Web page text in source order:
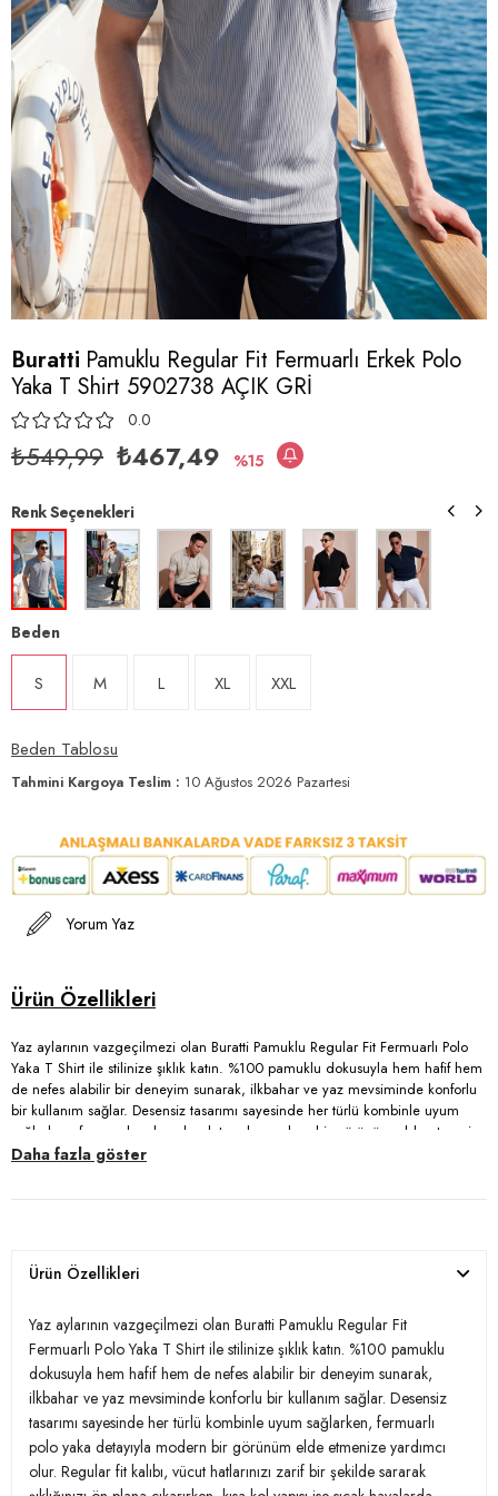
Buratti Pamuklu Regular Fit Fermuarlı Erkek Polo
Yaka T Shirt 5902738 AÇIK GRİ
0.0
₺549,99 ₺467,49 15
Renk Seçenekleri
Beden
S M L XL XXL
Beden Tablosu
Tahmini Kargoya Teslim : 10 Ağustos 2026 Pazartesi
Yorum Yaz
Yaz aylarının vazgeçilmezi olan Buratti Pamuklu Regular Fit Fermuarlı Polo
Yaka T Shirt ile stilinize şıklık katın. %100 pamuklu dokusuyla hem hafif hem
de nefes alabilir bir deneyim sunarak, ilkbahar ve yaz mevsiminde konforlu
bir kullanım sağlar. Desensiz tasarımı sayesinde her türlü kombinle uyum
sağlarken, fermuarlı polo yaka detayıyla modern bir görünüm elde etmenize
yardımcı olur. Regular fit kalıbı, vücut hatlarınızı zarif bir şekilde sararak
sunar. Göz alıcı stilinize Burattinin zarif tasarımı ile enerji katın!
Mevsim:İlkbahar/Yaz
Materyal:% 100 Pamuk
Yaka Tipi:Fermuarlı Polo Yaka
Kol Tipi:Kısa Kol
Daha fazla göster
Ürün Özellikleri
Yaz aylarının vazgeçilmezi olan Buratti Pamuklu Regular Fit
Fermuarlı Polo Yaka T Shirt ile stilinize şıklık katın. %100 pamuklu
dokusuyla hem hafif hem de nefes alabilir bir deneyim sunarak,
ilkbahar ve yaz mevsiminde konforlu bir kullanım sağlar. Desensiz
tasarımı sayesinde her türlü kombinle uyum sağlarken, fermuarlı
polo yaka detayıyla modern bir görünüm elde etmenize yardımcı
olur. Regular fit kalıbı, vücut hatlarınızı zarif bir şekilde sararak